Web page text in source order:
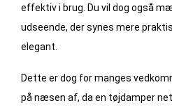
effektiv i brug. Du vil dog også
udseende, der synes mere
elegant.
Dette er dog for manges
på næsen af, da en tøjdamper